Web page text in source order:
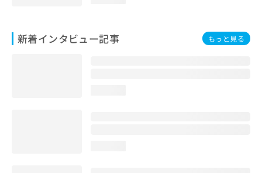
新着インタビュー記事 もっと見る